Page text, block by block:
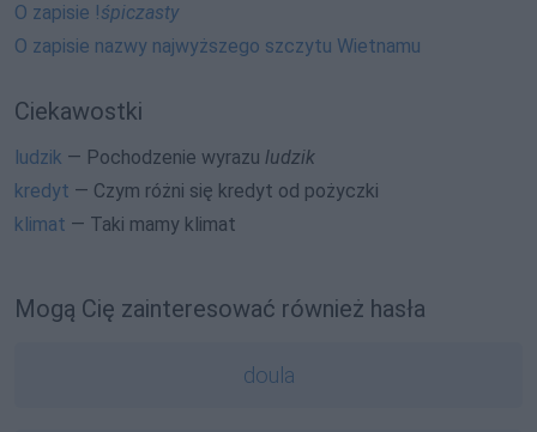
O zapisie !śpiczasty
O zapisie nazwy najwyższego szczytu Wietnamu
Ciekawostki
ludzik — Pochodzenie wyrazu ludzik
kredyt — Czym różni się kredyt od pożyczki
klimat — Taki mamy klimat
Mogą Cię zainteresować również hasła
doula